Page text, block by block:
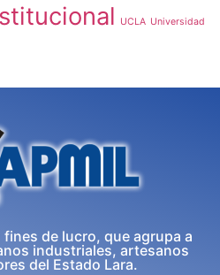
UCLA Universidad
de lucro, que agrupa a
industriales, artesanos
del Estado Lara.